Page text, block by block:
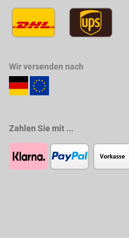
Wir versenden nach
Zahlen Sie mit ...